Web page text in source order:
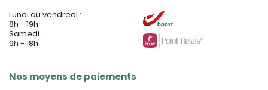
Lundi au vendredi :
8h - 19h
Samedi :
9h - 18h
Nos moyens de paiements